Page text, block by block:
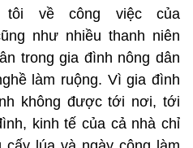
về công việc của
như nhiều thanh niên
trong gia đình nông dân
làm ruộng. Vì gia đình
không được tới nơi, tới
kinh tế của cả nhà chỉ